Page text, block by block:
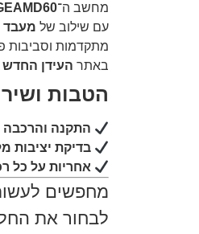
מחשב ה־
עם שילוב של מעבד Ryzen מהדור החדש
מתקדמות וסביבות
באתר העידן החדש
הטבות
התקנה והרכבה
בדיקת יציבות
אחריות על כל
מחפשים
לבחור את